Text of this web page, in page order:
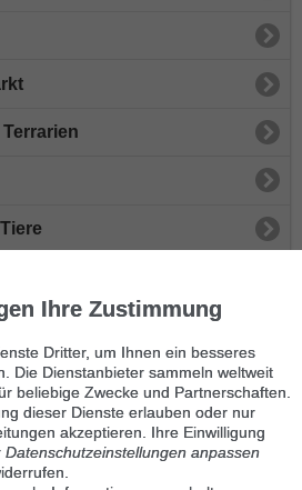
erhalten?
per E-Mail.
Ihre Zustimmung
Dritter, um Ihnen ein besseres
Die Dienstanbieter sammeln weltweit
beliebige Zwecke und Partnerschaften.
dieser Dienste erlauben oder nur
akzeptieren. Ihre Einwilligung
Datenschutzeinstellungen anpassen